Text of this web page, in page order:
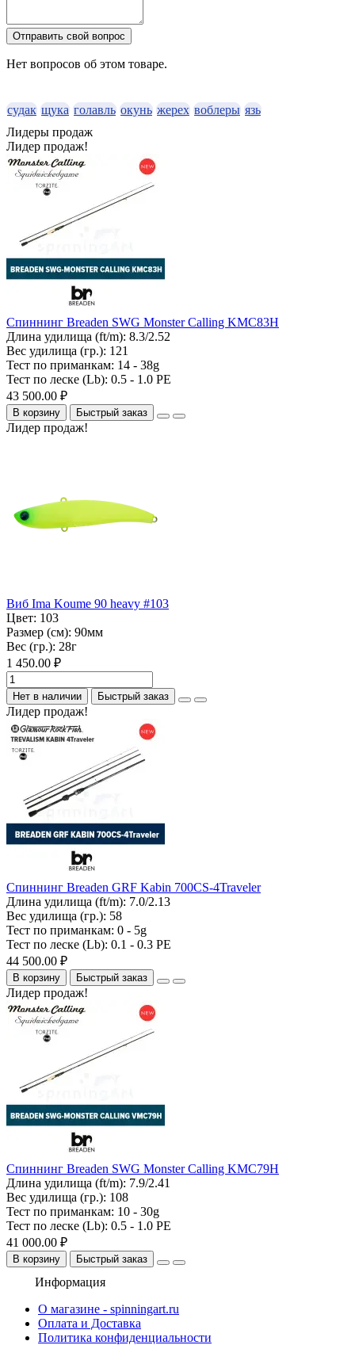
Отправить свой вопрос
Нет вопросов об этом товаре.
судак щука голавль окунь жерех воблеры язь
Лидеры продаж
Лидер продаж!
Спиннинг Breaden SWG Monster Calling KMC83H
Длина удилища (ft/m): 8.3/2.52
Вес удилища (гр.): 121
Тест по приманкам: 14 - 38g
Тест по леске (Lb): 0.5 - 1.0 PE
43 500.00 ₽
В корзину Быстрый заказ
Лидер продаж!
Виб Ima Koume 90 heavy #103
Цвет: 103
Размер (см): 90мм
Вес (гр.): 28г
1 450.00 ₽
Нет в наличии Быстрый заказ
Лидер продаж!
Спиннинг Breaden GRF Kabin 700CS-4Traveler
Длина удилища (ft/m): 7.0/2.13
Вес удилища (гр.): 58
Тест по приманкам: 0 - 5g
Тест по леске (Lb): 0.1 - 0.3 PE
44 500.00 ₽
В корзину Быстрый заказ
Лидер продаж!
Спиннинг Breaden SWG Monster Calling KMC79H
Длина удилища (ft/m): 7.9/2.41
Вес удилища (гр.): 108
Тест по приманкам: 10 - 30g
Тест по леске (Lb): 0.5 - 1.0 PE
41 000.00 ₽
В корзину Быстрый заказ
Информация
О магазине - spinningart.ru
Оплата и Доставка
Политика конфиденциальности